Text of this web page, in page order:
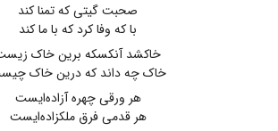
صحبت گیتی که تمنا کند
با که وفا کرد که با ما کند
خاکشد آنکسکه برین خاک
خاک چه داند که درین خاک
هر ورقی چهره آزاده‌ایست
هر قدمی فرق ملکزاده‌ایست